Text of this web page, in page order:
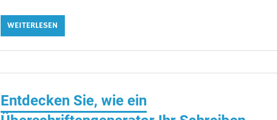
WEITERLESEN
Entdecken Sie, wie ein